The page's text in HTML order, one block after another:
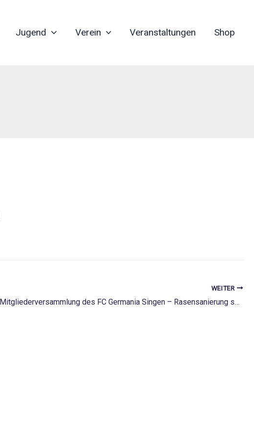
Jugend Verein Veranstaltungen Shop
WEITER
Mitgliederversammlung des FC Germania Singen – Rasensanierung soll den FC Germania zukunftsfähig machen!